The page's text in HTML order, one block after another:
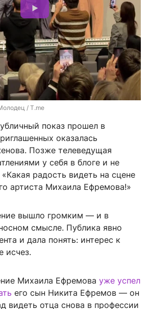
/ T.me
показ прошел в
оказалась
Позже телеведущая
у себя в блоге и не
радость видеть на сцене
артиста Михаила Ефремова!»
вышло громким — и в
смысле. Публика явно
и дала понять: интерес к
исчез.
Михаила Ефремова уже успел
его сын Никита Ефремов — он
видеть отца снова в профессии